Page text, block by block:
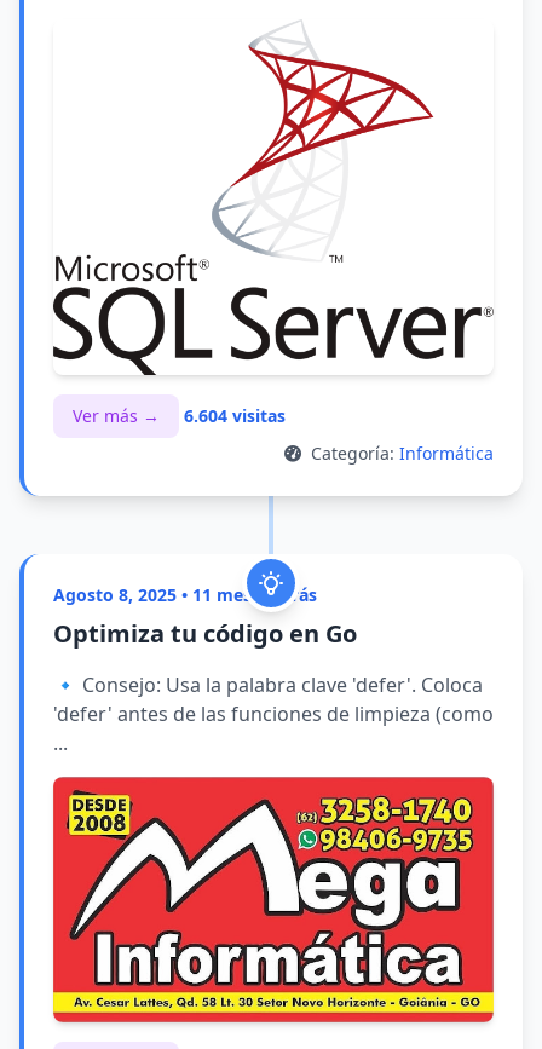
Ver más →
6.604 visitas
Categoría: Informática
Agosto 8, 2025 • 11 meses atrás
Optimiza tu código en Go
🔹 Consejo: Usa la palabra clave 'defer'. Coloca
'defer' antes de las funciones de limpieza (como
...